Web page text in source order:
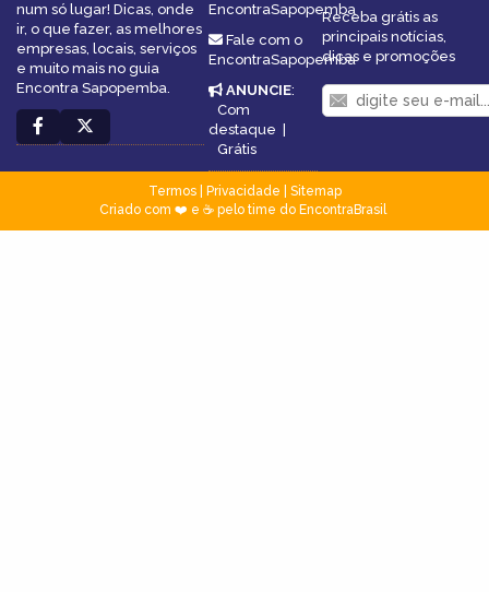
num só lugar! Dicas, onde
ir, o que fazer, as melhores
empresas, locais, serviços
e muito mais no guia
Encontra Sapopemba.
EncontraSapopemba
Fale com o
EncontraSapopemba
ANUNCIE:
Com
destaque
Grátis
Receba grátis as
principais notícias,
dicas e promoções
Termos| Privacidade
Sitemap
Criado com ❤️ e ☕ pelo time do EncontraBrasil